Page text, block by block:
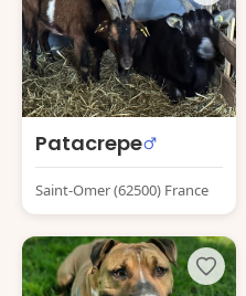
Patacrepe
Saint-Omer (62500) France